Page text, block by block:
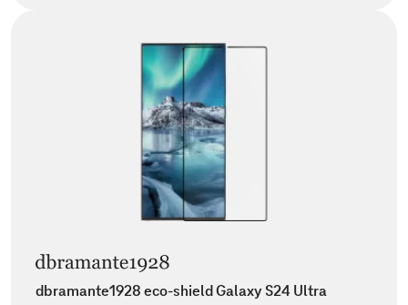
dbramante1928 eco-shield Galaxy S24 Ultra